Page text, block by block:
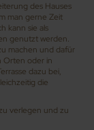
des Hauses
man gerne Zeit
kann sie als
genutzt werden.
machen und dafür
Orten oder in
dazu bei,
die
verlegen und zu